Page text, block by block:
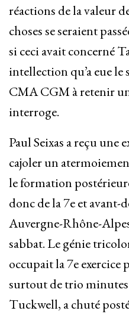
réactions de la valeur
choses se seraient
si ceci avait concerné
intellection qu’a eue
CMA CGM à retenir
interroge.
Paul Seixas a reçu une
cajoler un
le formation
donc de la 7e et
Auvergne-Rhône-
sabbat. Le génie
occupait la 7e exercice
surtout de trio
Tuckwell, a chuté